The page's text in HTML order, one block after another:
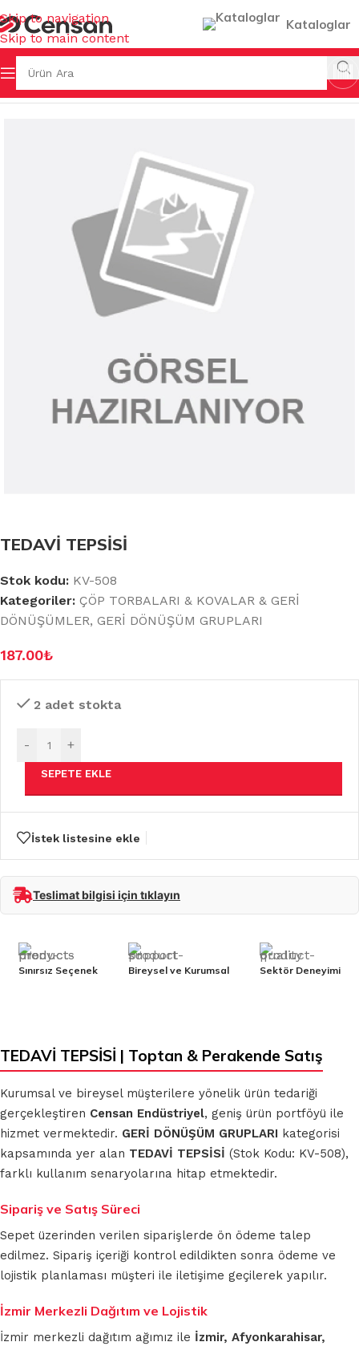
Skip to navigation
Skip to main content
Kataloglar
& GERİ DÖNÜŞÜMLER GERİ DÖNÜŞÜM GRUPLARI
TEDAVİ TEPSİSİ
Stok kodu: KV-508
Kategoriler: ÇÖP TORBALARI & KOVALAR & GERİ
DÖNÜŞÜMLER, GERİ DÖNÜŞÜM GRUPLARI
187.00₺
2 adet stokta
- +
SEPETE EKLE
İstek listesine ekle
Teslimat bilgisi için tıklayın
Sınırsız Seçenek Bireysel ve Kurumsal Sektör Deneyimi
TEDAVİ TEPSİSİ | Toptan & Perakende Satış
Kurumsal ve bireysel müşterilere yönelik ürün tedariği
gerçekleştiren Censan Endüstriyel, geniş ürün portföyü ile
hizmet vermektedir. GERİ DÖNÜŞÜM GRUPLARI kategorisi
kapsamında yer alan TEDAVİ TEPSİSİ (Stok Kodu: KV-508),
farklı kullanım senaryolarına hitap etmektedir.
Sipariş ve Satış Süreci
Sepet üzerinden verilen siparişlerde ön ödeme talep
edilmez. Sipariş içeriği kontrol edildikten sonra ödeme ve
lojistik planlaması müşteri ile iletişime geçilerek yapılır.
İzmir Merkezli Dağıtım ve Lojistik
İzmir merkezli dağıtım ağımız ile İzmir, Afyonkarahisar,